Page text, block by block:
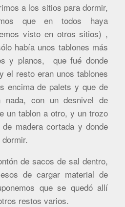
a los sitios para dormir,
que en todos haya
visto en otros sitios) ,
había unos tablones más
y planos, que fué donde
el resto eran unos tablones
encima de palets y que de
nada, con un desnivel de
un tablon a otro, y un trozo
madera cortada y donde
de sacos de sal dentro,
de cargar material de
que se quedó allí
restos varios.